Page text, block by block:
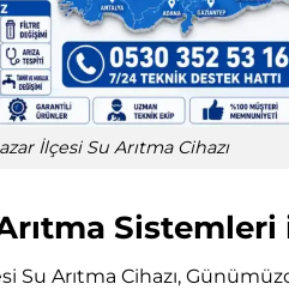
İlçesi Su Arıtma Cihazı
Su Arıtma Cihazı,